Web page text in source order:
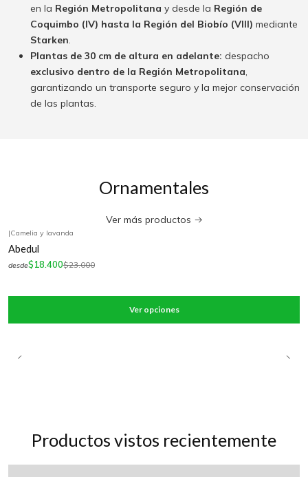
en la Región Metropolitana y desde la Región de
Coquimbo (IV) hasta la Región del Biobío (VIII) mediante
Starken.
Plantas de 30 cm de altura en adelante: despacho
exclusivo dentro de la Región Metropolitana,
garantizando un transporte seguro y la mejor conservación
de las plantas.
Ornamentales
Ver más productos
|Camelia y lavanda
Abedul
desde$18.400$23.000
Ver opciones
Productos vistos recientemente